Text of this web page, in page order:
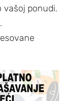
vašoj ponudi.